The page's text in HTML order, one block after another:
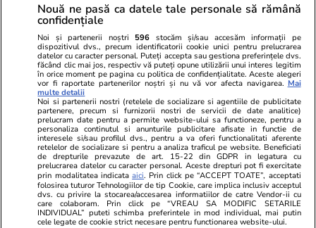
Imaginea care spune tot despre
infrastructura din România
România fricii: Cum am ajuns să
trăim din spaimă în spaimă
Nouă ne pasă ca datele tale personale să rămână
confidențiale
Noi și partenerii noștri 596 stocăm și/sau accesăm informații pe
dispozitivul dvs., precum identificatorii cookie unici pentru prelucrarea
datelor cu caracter personal. Puteți accepta sau gestiona preferințele dvs.
făcând clic mai jos, respectiv vă puteți opune utilizării unui interes legitim
în orice moment pe pagina cu politica de confidențialitate. Aceste alegeri
vor fi raportate partenerilor noștri și nu vă vor afecta navigarea. Mai
multe detalii
Noi si partenerii nostri (retelele de socializare si agentiile de publicitate
partenere, precum si furnizorii nostri de servicii de date analitice)
prelucram date pentru a permite website-ului sa functioneze, pentru a
personaliza continutul si anunturile publicitare afisate in functie de
interesele si/sau profilul dvs., pentru a va oferi functionalitati aferente
retelelor de socializare si pentru a analiza traficul pe website. Beneficiati
de drepturile prevazute de art. 15-22 din GDPR in legatura cu
prelucrarea datelor cu caracter personal. Aceste drepturi pot fi exercitate
prin modalitatea indicataaici. Prin click pe “ACCEPT TOATE”, acceptati
folosirea tuturor Tehnologiilor de tip Cookie, care implica inclusiv acceptul
dvs. cu privire la stocarea/accesarea informatiilor de catre Vendor-ii cu
care colaboram. Prin click pe “VREAU SA MODIFIC SETARILE
INDIVIDUAL” puteti schimba preferintele in mod individual, mai putin
cele legate de cookie strict necesare pentru functionarea website-ului.